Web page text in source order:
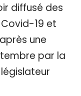
diffusé des
19 et
une
par la